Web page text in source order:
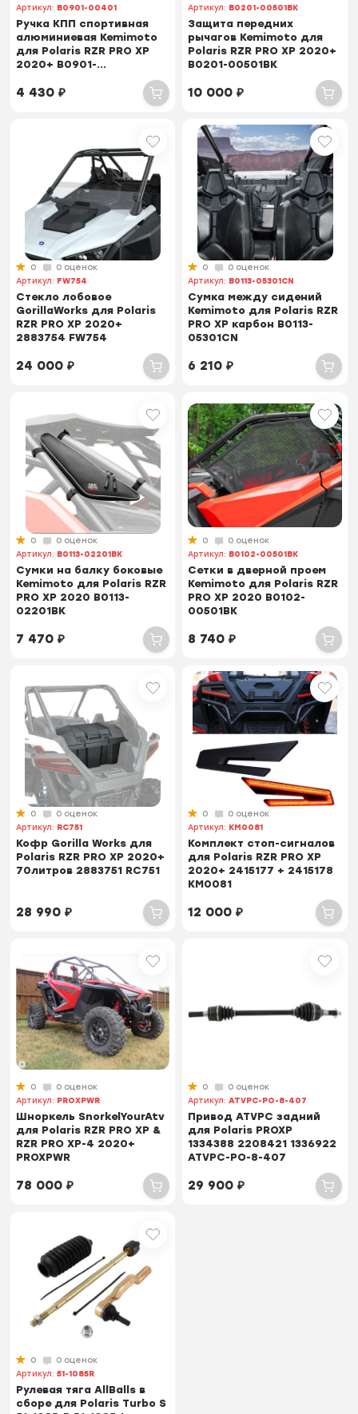
Артикул: B0901-00401
Ручка КПП спортивная
алюминиевая Kemimoto
для Polaris RZR PRO XP
2020+ B0901-...
4 430₽
Артикул: B0201-00501BK
Защита передних
рычагов Kemimoto для
Polaris RZR PRO XP 2020+
B0201-00501BK
10 000₽
0
0 оценок
Артикул: FW754
Стекло лобовое
GorillaWorks для Polaris
RZR PRO XP 2020+
2883754 FW754
24 000₽
0
0 оценок
Артикул: B0113-05301CN
Cумка между сидений
Kemimoto для Polaris RZR
PRO XP карбон B0113-
05301CN
6 210₽
0
0 оценок
Артикул: B0113-02201BK
Сумки на балку боковые
Kemimoto для Polaris RZR
PRO XP 2020 B0113-
02201BK
7 470₽
0
0 оценок
Артикул: B0102-00501BK
Сетки в дверной проем
Kemimoto для Polaris RZR
PRO XP 2020 B0102-
00501BK
8 740₽
0
0 оценок
Артикул: RC751
Кофр Gorilla Works для
Polaris RZR PRO XP 2020+
70литров 2883751 RC751
28 990₽
0
0 оценок
Артикул: KM0081
Комплект стоп-сигналов
для Polaris RZR PRO XP
2020+ 2415177 + 2415178
KM0081
12 000₽
0
0 оценок
Артикул: PROXPWR
Шноркель SnorkelYourAtv
для Polaris RZR PRO XP &
RZR PRO XP-4 2020+
PROXPWR
78 000₽
0
0 оценок
Артикул:ATVPC-PO-8-407
Привод ATVPC задний
для Polaris PROXP
1334388 2208421 1336922
ATVPC-PO-8-407
29 900₽
0
0 оценок
Артикул:51-1085R
Рулевая тяга AllBalls в
сборе для Polaris Turbo S